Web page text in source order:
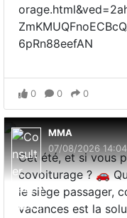
6pRn88eefAN
0 0 0
MMA
07/08/2026 14:04
Cet été, et si vous
covoiturage ? 🚗
le siège passager,
vacances est la